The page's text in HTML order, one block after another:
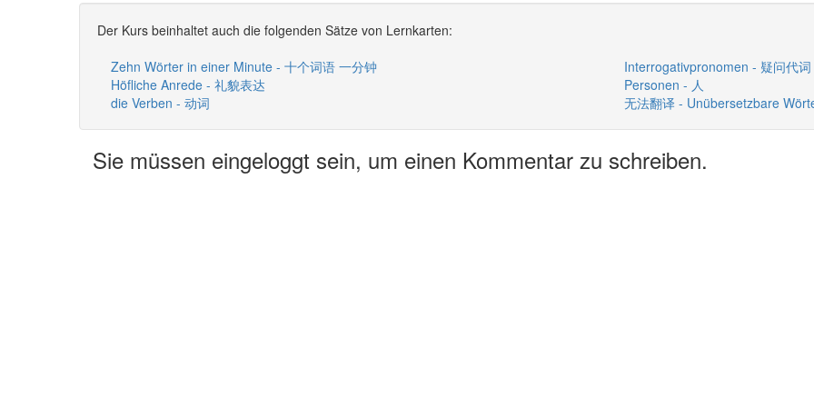
Der Kurs beinhaltet auch die folgenden Sätze von Lernkarten:
Zehn Wörter in einer Minute - 十个词语 一分钟
Interrogativpronomen - 疑问代词
Höfliche Anrede - 礼貌表达
Personen - 人
die Verben - 动词
无法翻译 - Unübersetzbare
Sie müssen eingeloggt sein, um einen Kommentar zu schreiben.